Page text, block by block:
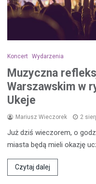
Koncert Wydarzenia
Muzyczna
Warszawskim w
Ukeje
Mariusz Wieczorek 2
Już dziś wieczorem, o
miasta będą mieli okazję
Czytaj dalej